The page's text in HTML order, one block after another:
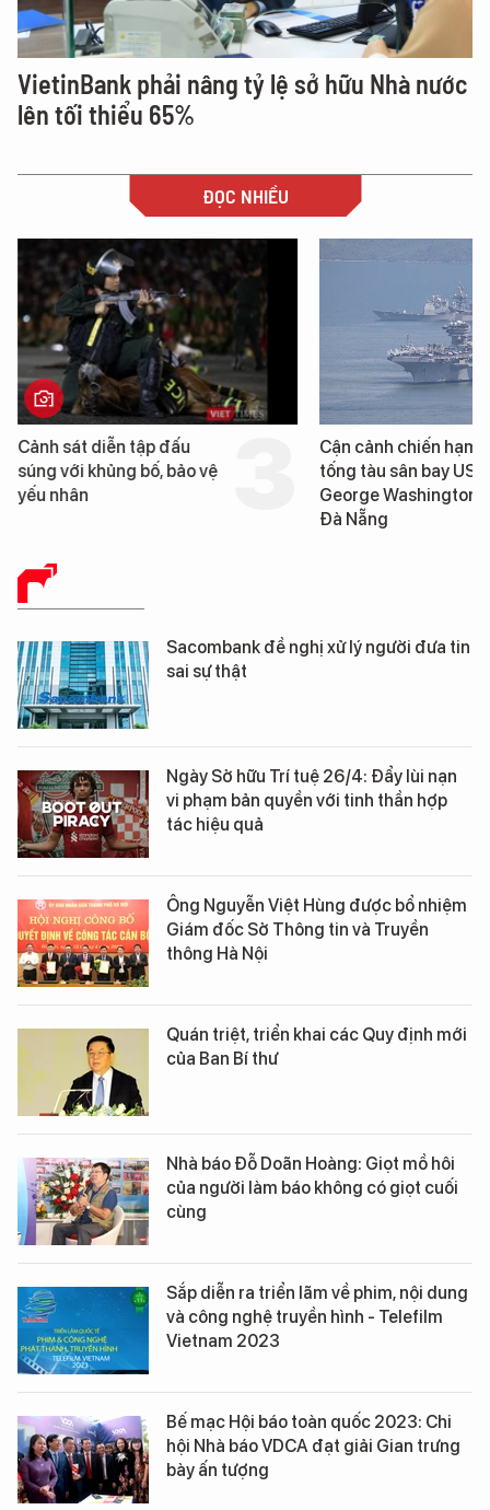
VietinBank phải nâng tỷ lệ sở hữu Nhà nước
lên tối thiểu 65%
ĐỌC NHIỀU
Cảnh sát diễn tập đấu
súng với khủng bố, bảo vệ
yếu nhân
Cận cảnh chiến hạm
tống tàu sân bay USS
George Washington
Đà Nẵng
BÁO CHÍ SỐ
Sacombank đề nghị xử lý người đưa tin
sai sự thật
Ngày Sở hữu Trí tuệ 26/4: Đẩy lùi nạn
vi phạm bản quyền với tinh thần hợp
tác hiệu quả
Ông Nguyễn Việt Hùng được bổ nhiệm
Giám đốc Sở Thông tin và Truyền
thông Hà Nội
Quán triệt, triển khai các Quy định mới
của Ban Bí thư
Nhà báo Đỗ Doãn Hoàng: Giọt mồ hôi
của người làm báo không có giọt cuối
cùng
Sắp diễn ra triển lãm về phim, nội dung
và công nghệ truyền hình - Telefilm
Vietnam 2023
Bế mạc Hội báo toàn quốc 2023: Chi
hội Nhà báo VDCA đạt giải Gian trưng
bày ấn tượng